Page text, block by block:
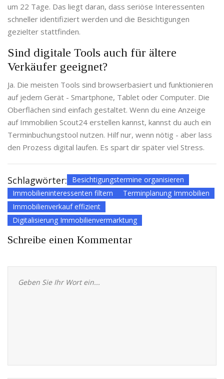
um 22 Tage. Das liegt daran, dass seriöse Interessenten
schneller identifiziert werden und die Besichtigungen
gezielter stattfinden.
Sind digitale Tools auch für ältere
Verkäufer geeignet?
Ja. Die meisten Tools sind browserbasiert und funktionieren
auf jedem Gerät - Smartphone, Tablet oder Computer. Die
Oberflächen sind einfach gestaltet. Wenn du eine Anzeige
auf Immobilien Scout24 erstellen kannst, kannst du auch ein
Terminbuchungstool nutzen. Hilf nur, wenn nötig - aber lass
den Prozess digital laufen. Es spart dir später viel Stress.
Schlagwörter:
Besichtigungstermine organisieren
Immobilieninteressenten filtern
Terminplanung Immobilien
Immobilienverkauf effizient
Digitalisierung Immobilienvermarktung
Schreibe einen Kommentar